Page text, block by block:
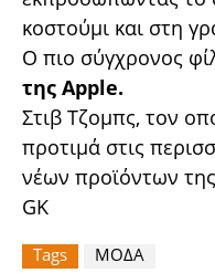
κοστούμι και στη
Ο πιο σύγχρονος
της Apple.
Στιβ Τζομπς, τον
προτιμά στις
νέων προϊόντων
GK
Tags ΜΟΔΑ